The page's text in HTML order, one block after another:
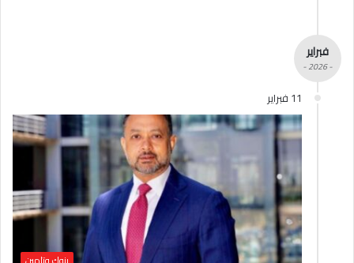
فبراير
- 2026 -
11 فبراير